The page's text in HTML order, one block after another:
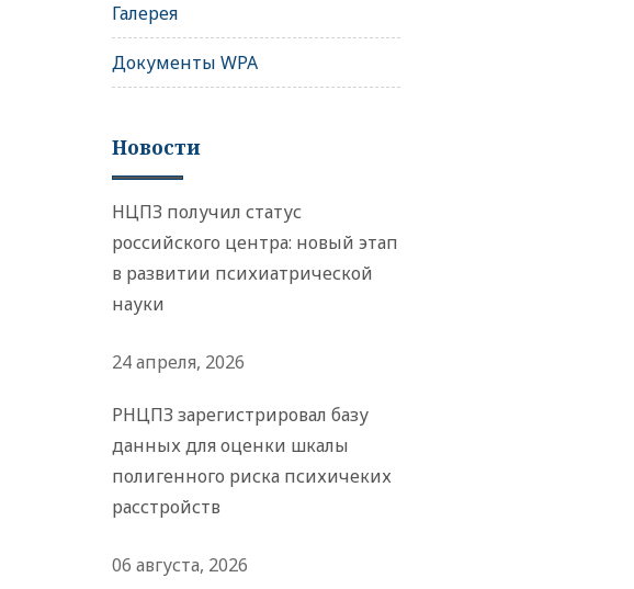
Галерея
Документы WPA
Новости
НЦПЗ получил статус
российского центра: новый этап
в развитии психиатрической
науки
24 апреля, 2026
РНЦПЗ зарегистрировал базу
данных для оценки шкалы
полигенного риска психичеких
расстройств
06 августа, 2026